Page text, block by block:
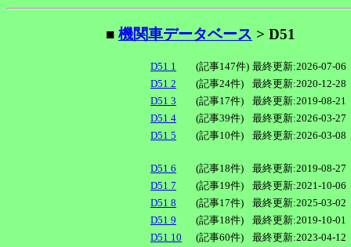
■ 機関車データベース > D51
D51 1 (記事147件) 最終更新:2026-07-06
D51 2
(記事24件)
最終更新:2020-12-28
D51 3
(記事17件)
最終更新:2019-08-21
D51 4
(記事39件)
最終更新:2026-03-27
D51 5
(記事10件) 最終更新:2026-03-08
D51 6 (記事18件)
最終更新:2019-08-27
D51 7
(記事19件)
最終更新:2021-10-06
D51 8
(記事17件)
最終更新:2025-03-02
D51 9
(記事18件)
最終更新:2019-10-01
D51 10
(記事60件) 最終更新:2023-04-12